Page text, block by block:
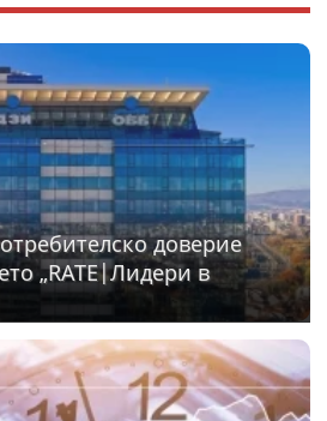
доверие
„RATE|Лидери в